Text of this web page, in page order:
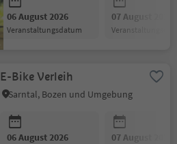
06 August 2026
Veranstaltungsdatum
07 August 2026
E-Bike Verleih
Sarntal, Bozen und Umgebung
06 August 2026 07 August 2026